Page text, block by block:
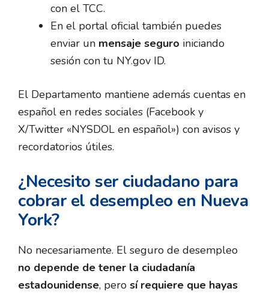
con el TCC.
En el portal oficial también puedes
enviar un mensaje seguro iniciando
sesión con tu NY.gov ID.
El Departamento mantiene además cuentas en
español en redes sociales (Facebook y
X/Twitter «NYSDOL en español») con avisos y
recordatorios útiles.
¿Necesito ser ciudadano para
cobrar el desempleo en Nueva
York?
No necesariamente. El seguro de desempleo
no depende de tener la ciudadanía
estadounidense, pero sí requiere que hayas